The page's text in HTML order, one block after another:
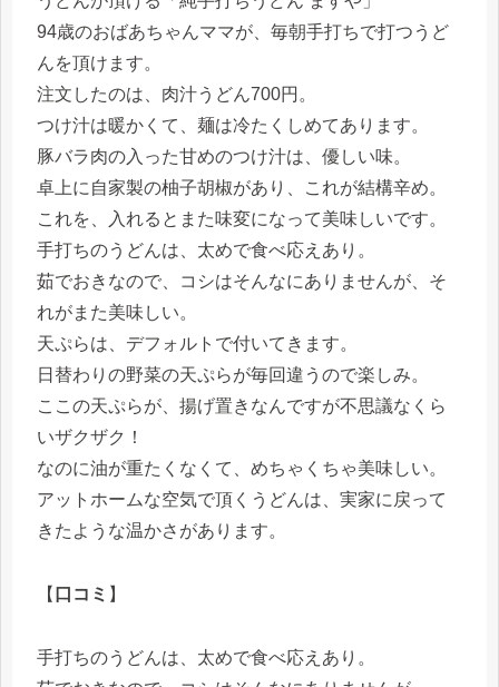
94歳のおばあちゃんママが、毎朝手打ちで打つうど
んを頂けます。
注文したのは、肉汁うどん700円。
つけ汁は暖かくて、麺は冷たくしめてあります。
豚バラ肉の入った甘めのつけ汁は、優しい味。
卓上に自家製の柚子胡椒があり、これが結構辛め。
これを、入れるとまた味変になって美味しいです。
手打ちのうどんは、太めで食べ応えあり。
茹でおきなので、コシはそんなにありませんが、そ
れがまた美味しい。
天ぷらは、デフォルトで付いてきます。
日替わりの野菜の天ぷらが毎回違うので楽しみ。
ここの天ぷらが、揚げ置きなんですが不思議なくら
いザクザク！
なのに油が重たくなくて、めちゃくちゃ美味しい。
アットホームな空気で頂くうどんは、実家に戻って
きたような温かさがあります。
【 口コミ 】
手打ちのうどんは、太めで食べ応えあり。